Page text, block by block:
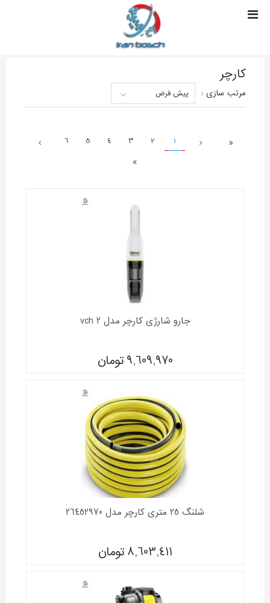
کارچر
مرتب سازی : پیش فرض
1
2
3
4
5
6
جارو شارژی کارچر مدل vch 2
9,609,970 تومان
شلنگ 25 متری کارچر مدل 26452970
8,603,411 تومان